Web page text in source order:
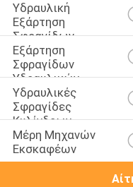
Υδραυλική
Εξάρτηση
Σφραγίδων
Κυλίνδρων
Εξάρτηση
Σφραγίδων
Υδραυλικών
Αντλιών
Υδραυλικές
Σφραγίδες
Κυλίνδρων
Μέρη Μηχανών
Εκσκαφέων